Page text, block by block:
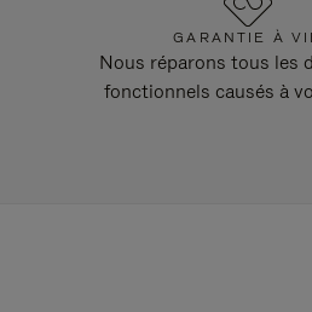
GARANTIE À
Nous réparons tous les
fonctionnels causés à